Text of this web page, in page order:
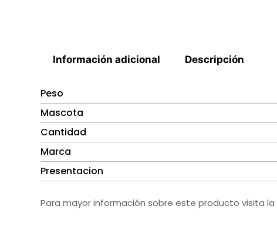
Información adicional Descripción
Peso
Mascota
Cantidad
Marca
Presentacion
Para mayor información sobre este producto visita la